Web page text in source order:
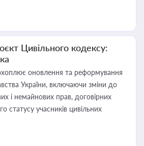
Цивільного кодексу:
оновлення та реформування
України, включаючи зміни до
і немайнових прав, договірних
статусу учасників цивільних